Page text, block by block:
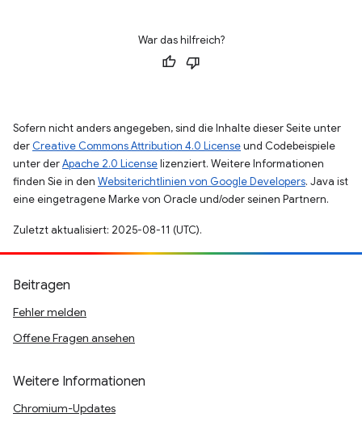
War das hilfreich?
Sofern nicht anders angegeben, sind die Inhalte dieser Seite unter
der Creative Commons Attribution 4.0 Licenseund Codebeispiele
unter derApache 2.0 Licenselizenziert. Weitere Informationen
finden Sie in den Websiterichtlinien von Google Developers. Java ist
eine eingetragene Marke von Oracle und/oder seinen Partnern.
Zuletzt aktualisiert: 2025-08-11 (UTC).
Beitragen
Fehler melden
Offene Fragen ansehen
Weitere Informationen
Chromium-Updates